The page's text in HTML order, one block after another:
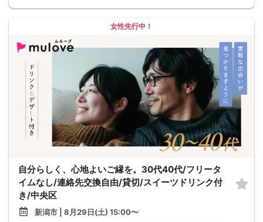
女性先行中！
自分らしく、心地よいご縁を。30代40代/フリータ
イムなし/連絡先交換自由/貸切/スイーツドリンク付
き/中央区
新潟市 | 8月29日(土) 15:00〜